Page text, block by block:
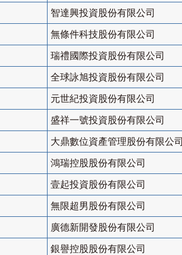
智達興投資股份有限公司
無條件科技股份有限公司
瑞禮國際投資股份有限公司
全球詠旭投資股份有限公司
元世紀投資股份有限公司
盛祥一號投資股份有限公司
大鼎數位資產管理股份有限公司
鴻瑞控股股份有限公司
壹起投資股份有限公司
無限超男股份有限公司
廣德新開發股份有限公司
銀譽控股股份有限公司